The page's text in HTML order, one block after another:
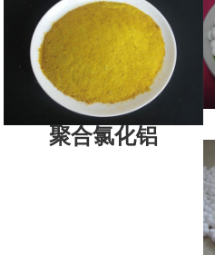
聚合氯化铝